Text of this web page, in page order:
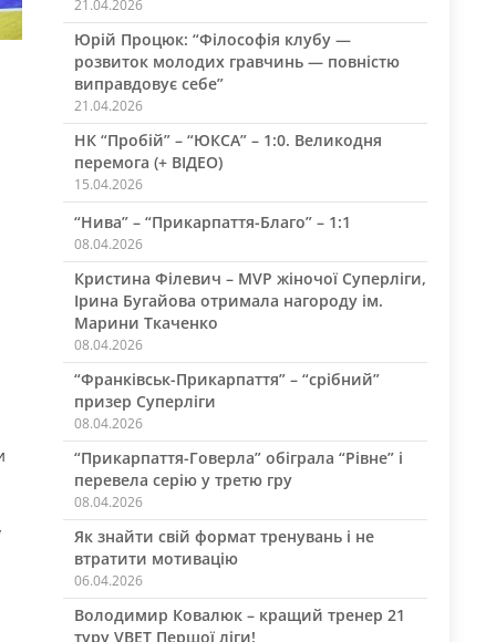
21.04.2026
Юрій Процюк: “Філософія клубу —
розвиток молодих гравчинь — повністю
виправдовує себе”
21.04.2026
НК “Пробій” – “ЮКСА” – 1:0. Великодня
перемога (+ ВІДЕО)
15.04.2026
“Нива” – “Прикарпаття-Благо” – 1:1
08.04.2026
Кристина Філевич – MVP жіночої Суперліги,
Ірина Бугайова отримала нагороду ім.
Марини Ткаченко
08.04.2026
“Франківськ-Прикарпаття” – “срібний”
призер Суперліги
08.04.2026
“Прикарпаття-Говерла” обіграла “Рівне” і
перевела серію у третю гру
08.04.2026
Як знайти свій формат тренувань і не
втратити мотивацію
06.04.2026
Володимир Ковалюк – кращий тренер 21
туру VBET Першої ліги!